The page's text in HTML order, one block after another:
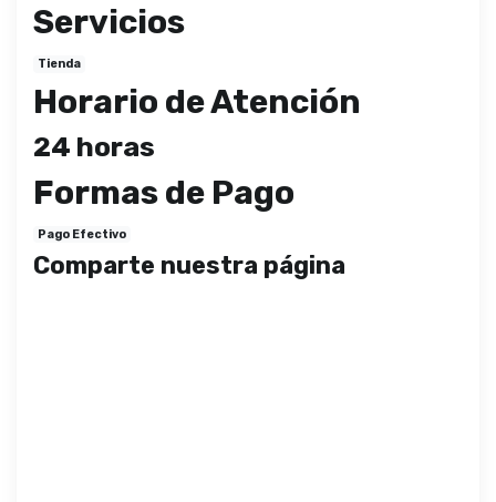
Servicios
Tienda
Horario de Atención
24 horas
Formas de Pago
Pago Efectivo
Comparte nuestra página